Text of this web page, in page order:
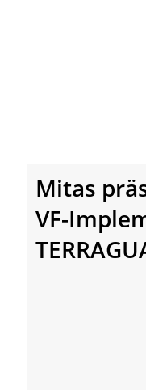
Mitas
VF-